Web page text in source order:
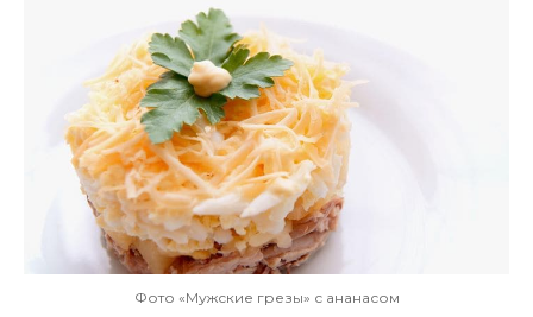
Фото «Мужские грезы» с ананасом